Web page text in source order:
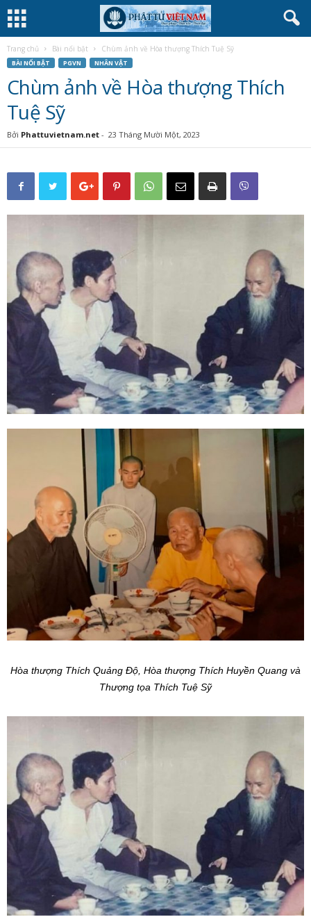
Trang chủ Bài nổi bật Chùm ảnh về Hòa thượng Thích Tuệ Sỹ
BÀI NỔI BẬT PGVN NHÂN VẬT
Chùm ảnh về Hòa thượng Thích
Tuệ Sỹ
Bởi Phattuvietnam.net - 23 Tháng Mười Một, 2023
Hòa thượng Thích Quảng Độ, Hòa thượng Thích Huyền Quang và
Thượng tọa Thích Tuệ Sỹ